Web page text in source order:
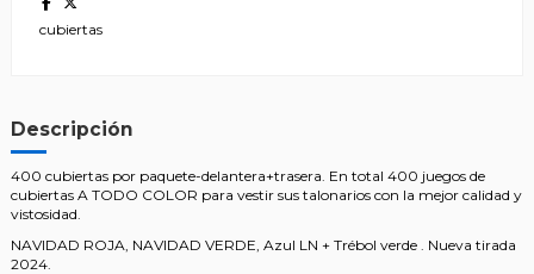
cubiertas
Descripción
400 cubiertas por paquete-delantera+trasera. En total 400 juegos de
cubiertas A TODO COLOR para vestir sus talonarios con la mejor calidad y
vistosidad.
NAVIDAD ROJA, NAVIDAD VERDE, Azul LN + Trébol verde . Nueva tirada
2024.